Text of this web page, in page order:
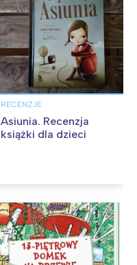
RECENZJE
Asiunia. Recenzja
książki dla dzieci